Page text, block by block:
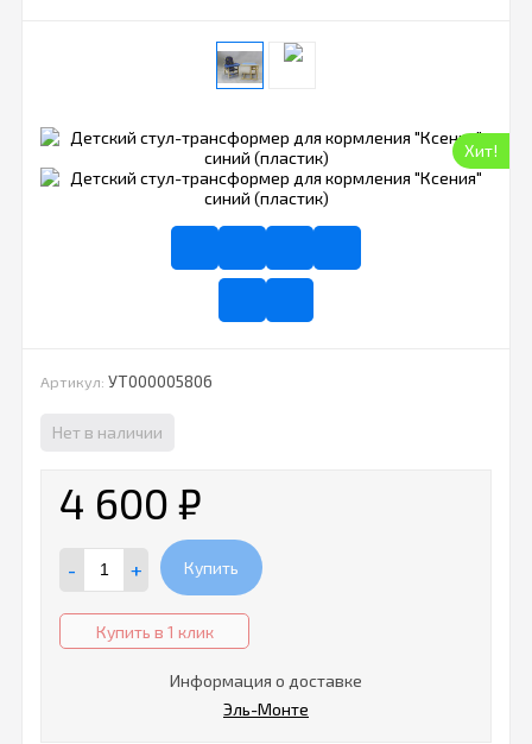
Хит!
Артикул: УТ000005806
Нет в наличии
4 600 ₽
- + Купить
Купить в 1 клик
Информация о доставке
Эль-Монте